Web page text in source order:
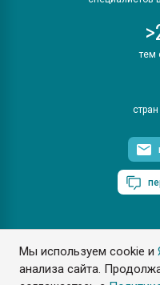
Мы используем cookie и
анализа сайта.
тем
ПластЭксперт ©
Разрешается
ссылкой